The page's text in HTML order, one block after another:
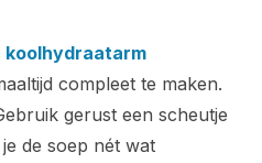
koolhydraatarm
compleet te maken.
gerust een scheutje
de soep nét wat